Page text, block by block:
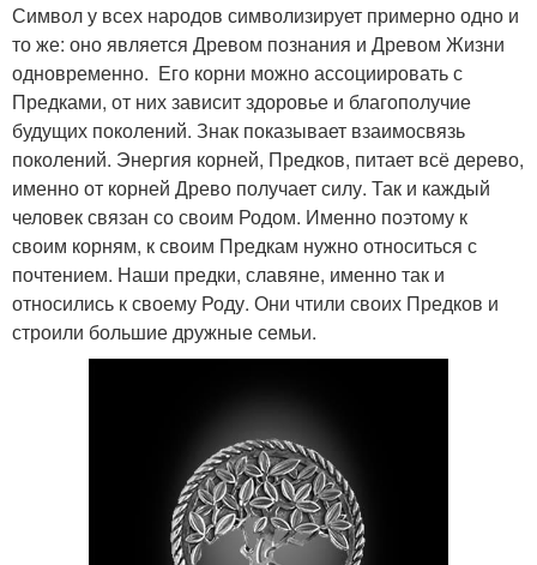
Символ у всех народов символизирует примерно одно и
то же: оно является Древом познания и Древом Жизни
одновременно. Его корни можно ассоциировать с
Предками, от них зависит здоровье и благополучие
будущих поколений. Знак показывает взаимосвязь
поколений. Энергия корней, Предков, питает всё дерево,
именно от корней Древо получает силу. Так и каждый
человек связан со своим Родом. Именно поэтому к
своим корням, к своим Предкам нужно относиться с
почтением. Наши предки, славяне, именно так и
относились к своему Роду. Они чтили своих Предков и
строили большие дружные семьи.